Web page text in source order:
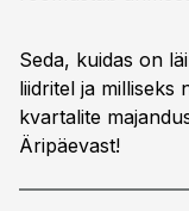
Seda, kuidas on
liidritel ja milliseks
kvartalite
Äripäevast!